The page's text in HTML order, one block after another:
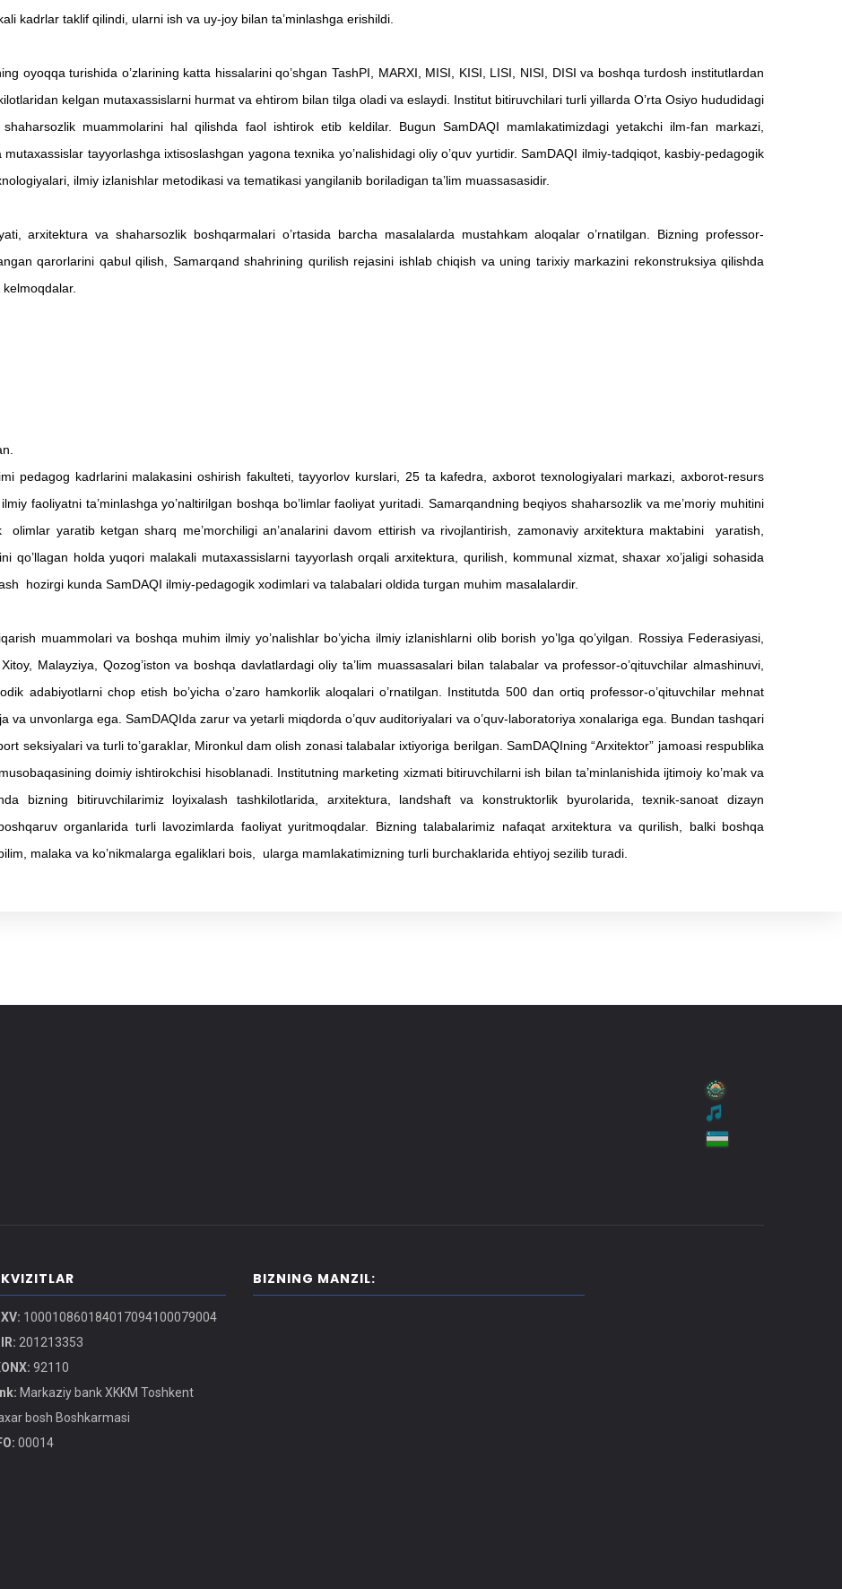
kadrlar taklif qilindi, ularni ish va uy-joy bilan ta’minlashga erishildi.
turishida o’zlarining katta hissalarini qo’shgan TashPI, MARXI, MISI, KISI, LISI, NISI, DISI va boshqa turdosh institutlardan
kelgan mutaxassislarni hurmat va ehtirom bilan tilga oladi va eslaydi. Institut bitiruvchilari turli yillarda O’rta Osiyo hududidagi
muammolarini hal qilishda faol ishtirok etib keldilar. Bugun SamDAQI mamlakatimizdagi yetakchi ilm-fan markazi,
tayyorlashga ixtisoslashgan yagona texnika yo’nalishidagi oliy o’quv yurtidir.SamDAQI ilmiy-tadqiqot, kasbiy-pedagogik
ilmiy izlanishlar metodikasi va tematikasi yangilanib boriladigan ta’lim muassasasidir.
va shaharsozlik boshqarmalari o’rtasida barcha masalalarda mustahkam aloqalar o’rnatilgan. Bizning professor-
qarorlarini qabul qilish, Samarqand shahrining qurilish rejasini ishlab chiqish va uning tarixiy markazini rekonstruksiya qilishda
pedagog kadrlarini malakasini oshirish fakulteti, tayyorlov kurslari, 25 ta kafedra, axborot texnologiyalari markazi, axborot-resurs
faoliyatni ta’minlashga yo’naltirilgan boshqa bo’limlar faoliyat yuritadi. Samarqandning beqiyos shaharsozlik va me’moriy muhitini
yaratib ketgan sharq me’morchiligi an’analarini davom ettirish va rivojlantirish, zamonaviy arxitektura maktabini yaratish,
qo’llagan holda yuqori malakali mutaxassislarni tayyorlash orqali arxitektura, qurilish, kommunal xizmat, shaxar xo’jaligi sohasida
hozirgi kunda SamDAQI ilmiy-pedagogik xodimlari va talabalari oldida turgan muhim masalalardir.
va boshqa muhim ilmiy yo’nalishlar bo’yicha ilmiy izlanishlarni olib borish yo’lga qo’yilgan. Rossiya Federasiyasi,
Malayziya, Qozog’iston va boshqa davlatlardagi oliy ta’lim muassasalari bilan talabalar va professor-o’qituvchilar almashinuvi,
adabiyotlarni chop etish bo’yicha o’zaro hamkorlik aloqalari o’rnatilgan. Institutda 500 dan ortiq professor-o’qituvchilar mehnat
va unvonlarga ega. SamDAQIda zarur va yetarli miqdorda o’quv auditoriyalari va o’quv-laboratoriya xonalariga ega. Bundan tashqari
seksiyalari va turli to’garaklar, Mironkul dam olish zonasi talabalar ixtiyoriga berilgan. SamDAQIning “Arxitektor” jamoasi respublika
doimiy ishtirokchisi hisoblanadi. Institutning marketing xizmati bitiruvchilarni ish bilan ta’minlanishida ijtimoiy ko’mak va
bizning bitiruvchilarimiz loyixalash tashkilotlarida, arxitektura, landshaft va konstruktorlik byurolarida, texnik-sanoat dizayn
organlarida turli lavozimlarda faoliyat yuritmoqdalar. Bizning talabalarimiz nafaqat arxitektura va qurilish, balki boshqa
malaka va ko’nikmalarga egaliklari bois, ularga mamlakatimizning turli burchaklarida ehtiyoj sezilib turadi.
100010860184017094100079004
201213353
92110
Markaziy bank XKKM Toshkent
bosh Boshkarmasi
00014
BIZNING MANZIL: